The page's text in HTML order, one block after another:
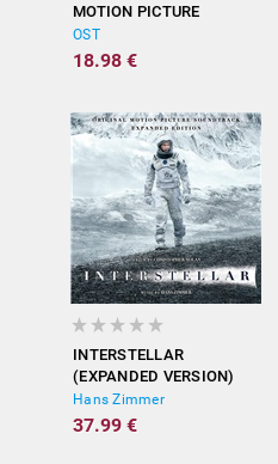
MOTION PICTURE
SOUNDTRACK)
OST
18.98 €
INTERSTELLAR
(EXPANDED VERSION)
Hans Zimmer
37.99 €